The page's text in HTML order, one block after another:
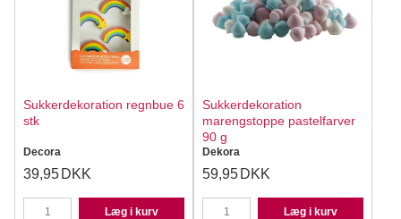
Sukkerdekoration regnbue 6
stk
Decora
39,95 DKK
Læg i kurv
Sukkerdekoration
marengstoppe pastelfarver
90 g
Dekora
59,95 DKK
Læg i kurv